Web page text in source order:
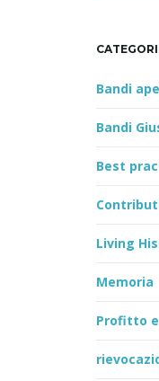
Bandi
Bandi
Best
Living
Memoria
Profitto